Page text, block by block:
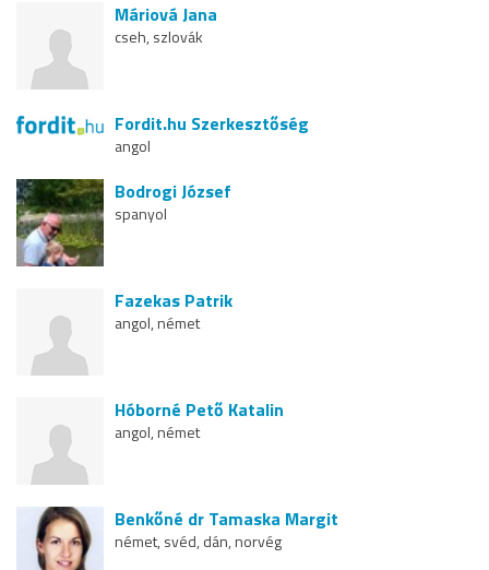
Máriová Jana
cseh, szlovák
Fordit.hu Szerkesztőség
angol
Bodrogi József
spanyol
Fazekas Patrik
angol, német
Hóborné Pető Katalin
angol, német
Benkőné dr Tamaska Margit
német, svéd, dán, norvég